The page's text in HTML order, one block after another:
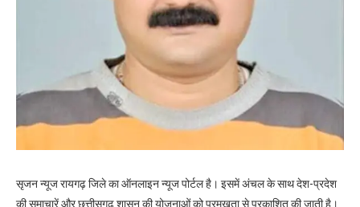
सृजन न्यूज रायगढ़ जिले का ऑनलाइन न्यूज पोर्टल है। इसमें अंचल के साथ देश-प्रदेश
की समाचारें और छत्तीसगढ़ शासन की योजनाओं को प्रमुखता से प्रकाशित की जाती है।